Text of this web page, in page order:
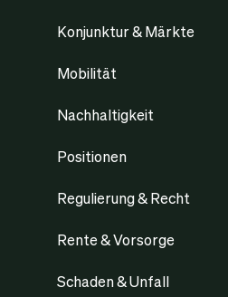
Konjunktur & Märkte
Mobilität
Nachhaltigkeit
Positionen
Regulierung & Recht
Rente & Vorsorge
Schaden & Unfall